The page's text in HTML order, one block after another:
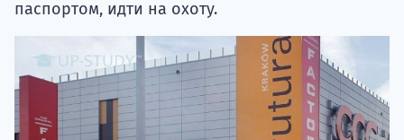
паспортом, идти на охоту.